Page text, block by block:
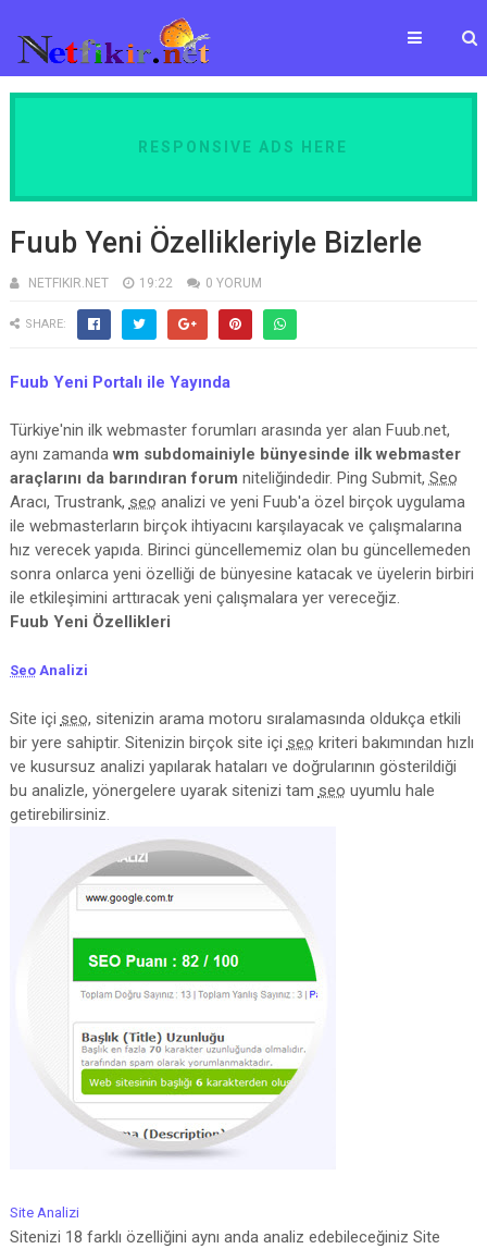
RESPONSIVE ADS HERE
Fuub Yeni Özellikleriyle Bizlerle
NETFIKIR.NET 19:22 0 YORUM
SHARE:
Fuub Yeni Portalı ile Yayında
Türkiye'nin ilk webmaster forumları arasında yer alan Fuub.net,
aynı zamandawm subdomainiyle bünyesinde ilk webmaster
araçlarını da barındıran forum niteliğindedir. Ping Submit, Seo
Aracı, Trustrank, seo analizi ve yeni Fuub'a özel birçok uygulama
ile webmasterların birçok ihtiyacını karşılayacak ve çalışmalarına
hız verecek yapıda. Birinci güncellememiz olan bu güncellemeden
sonra onlarca yeni özelliği de bünyesine katacak ve üyelerin birbiri
ile etkileşimini arttıracak yeni çalışmalara yer vereceğiz.
Fuub Yeni Özellikleri
SeoAnalizi
Site içi seo, sitenizin arama motoru sıralamasında oldukça etkili
bir yere sahiptir. Sitenizin birçok site içi seo kriteri bakımından hızlı
ve kusursuz analizi yapılarak hataları ve doğrularının gösterildiği
bu analizle, yönergelere uyarak sitenizi tam seo uyumlu hale
getirebilirsiniz.
Site Analizi
Sitenizi 18 farklı özelliğini aynı anda analiz edebileceğiniz Site